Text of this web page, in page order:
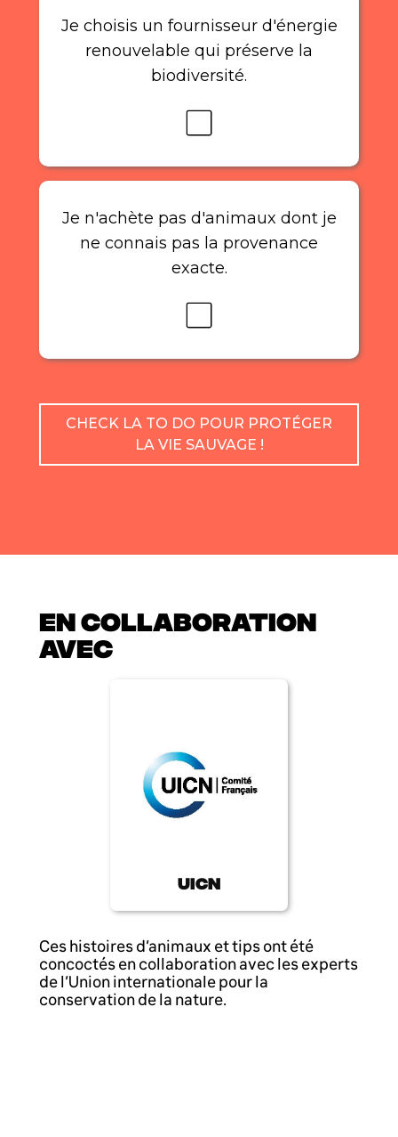
Je choisis un fournisseur d'énergie
renouvelable qui préserve la
biodiversité.
Je n'achète pas d'animaux dont je
ne connais pas la provenance
exacte.
CHECK LA TO DO POUR PROTÉGER
LA VIE SAUVAGE !
EN COLLABORATION
AVEC
UICN
Ces histoires d’animaux et tips ont été
concoctés en collaboration avec les experts
de l’Union internationale pour la
conservation de la nature.